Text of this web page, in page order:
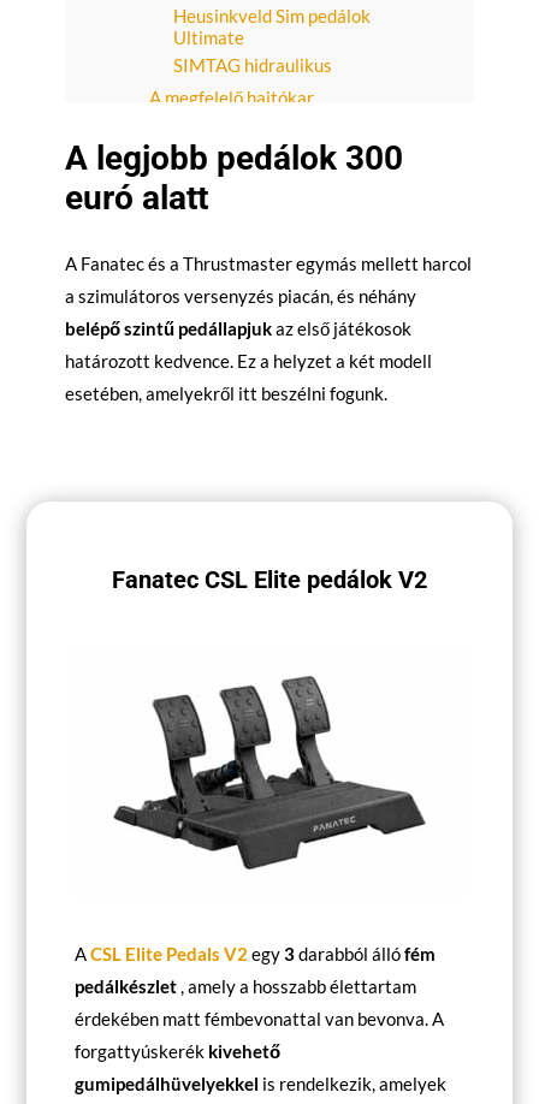
Heusinkveld Sim pedálok
Ultimate
SIMTAG hidraulikus
A megfelelő hajtókar
Összefoglaló -
Következtetés
A legjobb pedálok 300
euró alatt
A Fanatec és a Thrustmaster egymás mellett harcol
a szimulátoros versenyzés piacán, és néhány
belépő szintű pedállapjukaz első játékosok
határozott kedvence. Ez a helyzet a két modell
esetében, amelyekről itt beszélni fogunk.
Fanatec CSL Elite pedálok V2
ACSL Elite Pedals V2 egy3darabból állófém
pedálkészlet, amely a hosszabb élettartam
érdekében matt fémbevonattal van bevonva. A
forgattyúskerék kivehető
gumipedálhüvelyekkel is rendelkezik, amelyek